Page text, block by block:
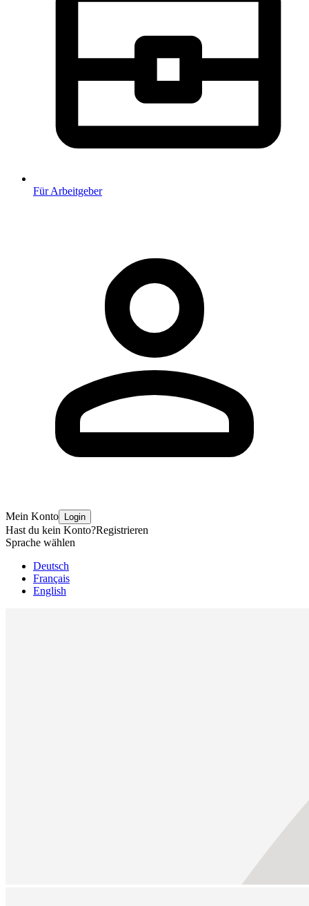
Für Arbeitgeber
Mein Konto Login
Hast du kein Konto?Registrieren
Sprache wählen
Deutsch
Français
English